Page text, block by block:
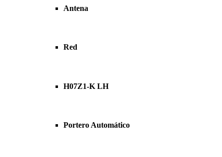
Antena
Red
H07Z1-K LH
Portero Automático